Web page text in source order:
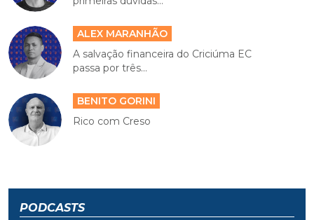
ALEX MARANHÃO
A salvação financeira do Criciúma EC
passa por três...
BENITO GORINI
Rico com Creso
PODCASTS